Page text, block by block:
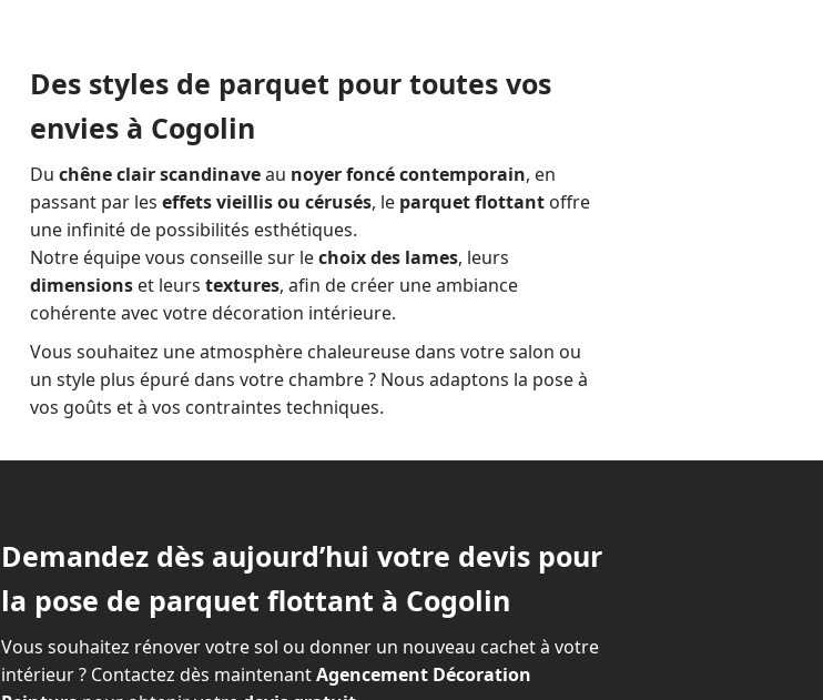
Des styles de parquet pour toutes vos
envies à Cogolin
Du chêne clair scandinaveau noyer foncé contemporain, en
passant par les effets vieillis ou cérusés, le parquet flottant offre
une infinité de possibilités esthétiques.
Notre équipe vous conseille sur lechoix des lames, leurs
dimensions et leurs textures, afin de créer une ambiance
cohérente avec votre décoration intérieure.
Vous souhaitez une atmosphère chaleureuse dans votre salon ou
un style plus épuré dans votre chambre ? Nous adaptons la pose à
vos goûts et à vos contraintes techniques.
Demandez dès aujourd’hui votre devis pour
la pose de parquet flottant à Cogolin
Vous souhaitez rénover votre sol ou donner un nouveau cachet à votre
intérieur ? Contactez dès maintenantAgencement Décoration